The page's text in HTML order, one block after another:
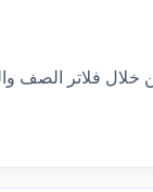
فلاتر الصف